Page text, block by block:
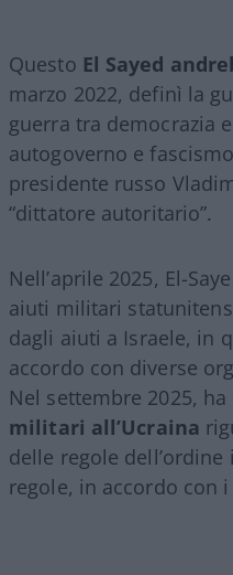
Questo El Sayed
marzo 2022, definì la
guerra tra democrazia
autogoverno e
presidente russo
“dittatore autoritario”.
Nell’aprile 2025, El-
aiuti militari
dagli aiuti a Israele, in
accordo con diverse
Nel settembre 2025,
militari all’Ucraina
delle regole
regole, in accordo con